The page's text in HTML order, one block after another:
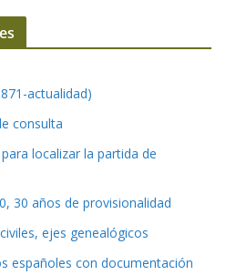
actualidad)
consulta
localizar la partida de
30 años de provisionalidad
ejes genealógicos
españoles con documentación